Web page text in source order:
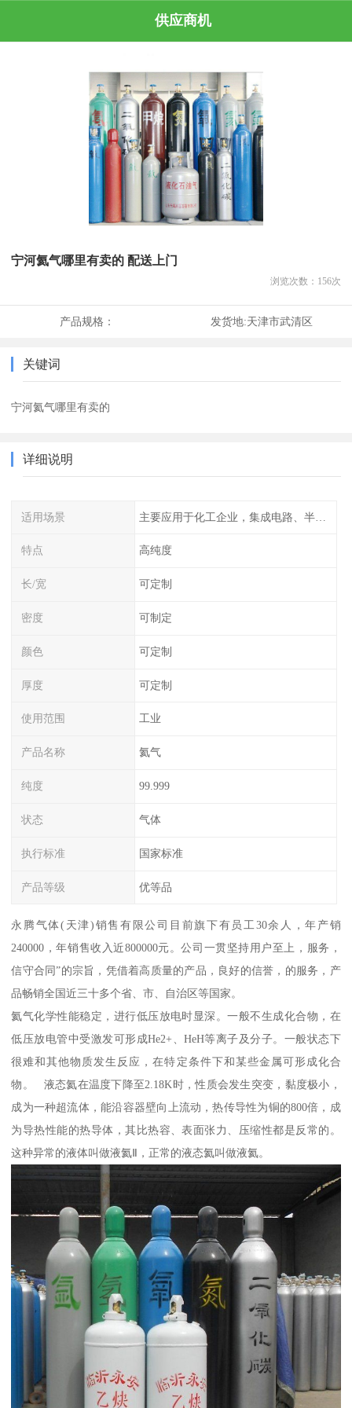
供应商机
宁河氦气哪里有卖的 配送上门
浏览次数： 156次
产品规格： 发货地:天津市武清区
关键词
宁河氦气哪里有卖的
详细说明
适用场景 主要应用于化工企业，集成电路、半导体、光伏电池
特点 高纯度
长/宽 可定制
密度 可制定
颜色 可定制
厚度 可定制
使用范围 工业
产品名称 氦气
纯度 99.999
状态 气体
执行标准 国家标准
产品等级 优等品
永腾气体(天津)销售有限公司目前旗下有员工30余人，年产销
240000，年销售收入近800000元。公司一贯坚持用户至上，服务，
信守合同”的宗旨，凭借着高质量的产品，良好的信誉，的服务，产
品畅销全国近三十多个省、市、自治区等国家。
氦气化学性能稳定，进行低压放电时显深。一般不生成化合物，在
低压放电管中受激发可形成He2+、HeH等离子及分子。一般状态下
很难和其他物质发生反应，在特定条件下和某些金属可形成化合
物。 液态氦在温度下降至2.18K时，性质会发生突变，黏度极小，
成为一种超流体，能沿容器壁向上流动，热传导性为铜的800倍，成
为导热性能的热导体，其比热容、表面张力、压缩性都是反常的。
这种异常的液体叫做液氦Ⅱ，正常的液态氦叫做液氦。